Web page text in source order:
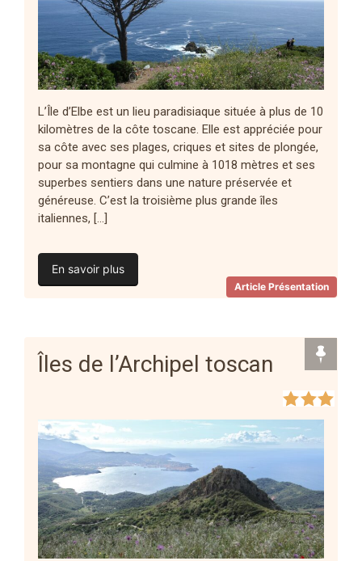
Article Présentation
L’Île d’Elbe est un lieu paradisiaque située à plus de 10
kilomètres de la côte toscane. Elle est appréciée pour
sa côte avec ses plages, criques et sites de plongée,
pour sa montagne qui culmine à 1018 mètres et ses
superbes sentiers dans une nature préservée et
généreuse. C’est la troisième plus grande îles
italiennes, […]
En savoir plus
Îles de l’Archipel toscan